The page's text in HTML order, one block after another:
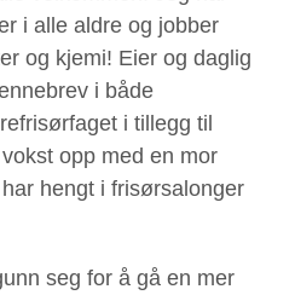
i alle aldre og jobber
og kjemi! Eier og daglig
i både
i tillegg til
opp med en mor
hengt i frisørsalonger
seg for å gå en mer